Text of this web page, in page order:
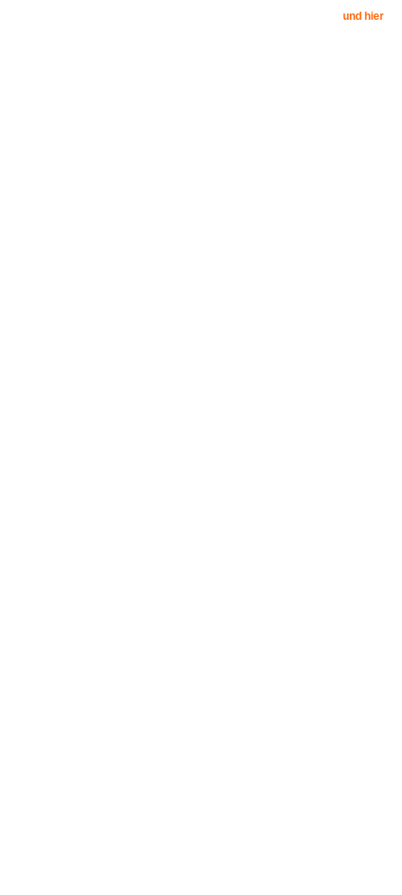
und hier